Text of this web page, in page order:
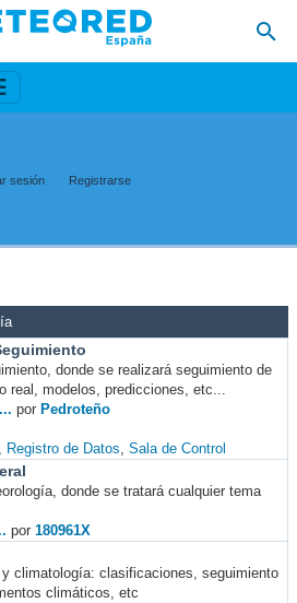
sesión Registrarse
donde se realizará seguimiento de
real, modelos, predicciones, etc...
por Pedroteño
Registro de Datos Sala de Control
donde se tratará cualquier tema
por 180961X
y climatología: clasificaciones, seguimiento
climáticos, etc